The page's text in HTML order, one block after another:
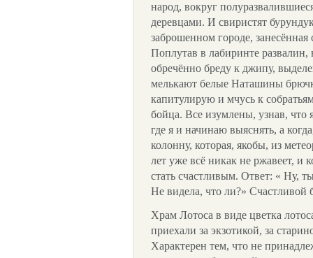
народ, вокруг
деревцами. И свиристят
заброшенном городе,
Поплутав в лабиринте
обречённо бреду к джипу,
мелькают белые Наташины
капитулирую и мчусь к
бойца. Все изумлены, узнав, что
где я и начинаю выяснять, а
колонну, которая, якобы, из
лет уже всё никак не ржавеет, и
стать счастливым. Ответ: « Ну,
Не видела, что ли?» Счастливой
Храм Лотоса в виде цветка
приехали за экзотикой, за
Характерен тем, что не